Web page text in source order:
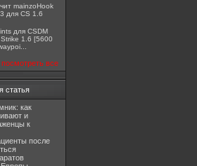
mainzoHook
для CS 1.6
для CSDM
1.6 [5600
посмотреть все
статья
как
и
к
после